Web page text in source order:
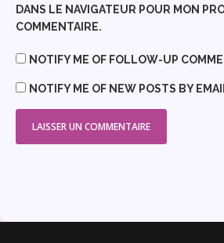
DANS LE NAVIGATEUR POUR MON
COMMENTAIRE.
NOTIFY ME OF FOLLOW-UP
NOTIFY ME OF NEW POSTS BY